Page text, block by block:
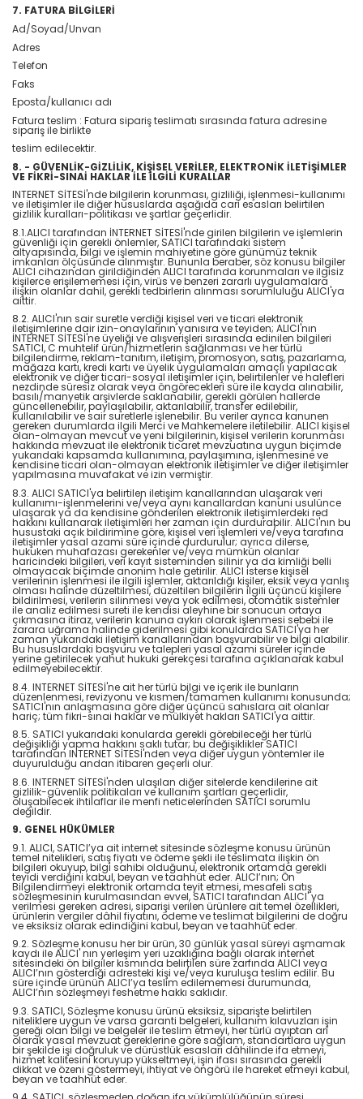
7. FATURA BİLGİLERİ
Ad/Soyad/Unvan
Adres
Telefon
Faks
Eposta/kullanıcı adı
Fatura teslim : Fatura sipariş teslimatı sırasında fatura adresine
sipariş ile birlikte
teslim edilecektir.
8. - GÜVENLİK-GİZLİLİK, KİŞİSEL VERİLER, ELEKTRONİK İLETİŞİMLER
VE FİKRİ-SINAİ HAKLAR İLE İLGİLİ KURALLAR
INTERNET SİTESİ'nde bilgilerin korunması, gizliliği, işlenmesi-kullanımı
ve iletişimler ile diğer hususlarda aşağıda cari esasları belirtilen
gizlilik kuralları-politikası ve şartlar geçerlidir.
8.1.ALICI tarafından İNTERNET SİTESİ'nde girilen bilgilerin ve işlemlerin
güvenliği için gerekli önlemler, SATICI tarafındaki sistem
altyapısında, bilgi ve işlemin mahiyetine göre günümüz teknik
imkanları ölçüsünde alınmıştır. Bununla beraber, söz konusu bilgiler
ALICI cihazından girildiğinden ALICI tarafında korunmaları ve ilgisiz
kişilerce erişilememesi için, virüs ve benzeri zararlı uygulamalara
ilişkin olanlar dahil, gerekli tedbirlerin alınması sorumluluğu ALICI'ya
aittir.
8.2. ALICI'nın sair suretle verdiği kişisel veri ve ticari elektronik
iletişimlerine dair izin-onaylarının yanısıra ve teyiden; ALICI'nın
İNTERNET SİTESİ'ne üyeliği ve alışverişleri sırasında edinilen bilgileri
SATICI, C muhtelif ürün/hizmetlerin sağlanması ve her türlü
bilgilendirme, reklam-tanıtım, iletişim, promosyon, satış, pazarlama,
mağaza kartı, kredi kartı ve üyelik uygulamaları amaçlı yapılacak
elektronik ve diğer ticari-sosyal iletişimler için, belirtilenler ve halefleri
nezdinde süresiz olarak veya öngörecekleri süre ile kayda alınabilir,
basılı/manyetik arşivlerde saklanabilir, gerekli görülen hallerde
güncellenebilir, paylaşılabilir, aktarılabilir, transfer edilebilir,
kullanılabilir ve sair suretlerle işlenebilir. Bu veriler ayrıca kanunen
gereken durumlarda ilgili Merci ve Mahkemelere iletilebilir. ALICI kişisel
olan-olmayan mevcut ve yeni bilgilerinin, kişisel verilerin korunması
hakkında mevzuat ile elektronik ticaret mevzuatına uygun biçimde
yukarıdaki kapsamda kullanımına, paylaşımına, işlenmesine ve
kendisine ticari olan-olmayan elektronik iletişimler ve diğer iletişimler
yapılmasına muvafakat ve izin vermiştir.
8.3. ALICI SATICI'ya belirtilen iletişim kanallarından ulaşarak veri
kullanımı-işlenmelerini ve/veya aynı kanallardan kanuni usulünce
ulaşarak ya da kendisine gönderilen elektronik iletişimlerdeki red
hakkını kullanarak iletişimleri her zaman için durdurabilir. ALICI'nın bu
husustaki açık bildirimine göre, kişisel veri işlemleri ve/veya tarafına
iletişimler yasal azami süre içinde durdurulur; ayrıca dilerse,
hukuken muhafazası gerekenler ve/veya mümkün olanlar
haricindeki bilgileri, veri kayıt sisteminden silinir ya da kimliği belli
olmayacak biçimde anonim hale getirilir. ALICI isterse kişisel
verilerinin işlenmesi ile ilgili işlemler, aktarıldığı kişiler, eksik veya yanlış
olması halinde düzeltilmesi, düzeltilen bilgilerin ilgili üçüncü kişilere
bildirilmesi, verilerin silinmesi veya yok edilmesi, otomatik sistemler
ile analiz edilmesi sureti ile kendisi aleyhine bir sonucun ortaya
çıkmasına itiraz, verilerin kanuna aykırı olarak işlenmesi sebebi ile
zarara uğrama halinde giderilmesi gibi konularda SATICI'ya her
zaman yukarıdaki iletişim kanallarından başvurabilir ve bilgi alabilir.
Bu hususlardaki başvuru ve talepleri yasal azami süreler içinde
yerine getirilecek yahut hukuki gerekçesi tarafına açıklanarak kabul
edilmeyebilecektir.
8.4. INTERNET SİTESİ'ne ait her türlü bilgi ve içerik ile bunların
düzenlenmesi, revizyonu ve kısmen/tamamen kullanımı konusunda;
SATICI'nın anlaşmasına göre diğer üçüncü sahıslara ait olanlar
hariç; tüm fikri-sınai haklar ve mülkiyet hakları SATICI'ya aittir.
8.5. SATICI yukarıdaki konularda gerekli görebileceği her türlü
değişikliği yapma hakkını saklı tutar; bu değişiklikler SATICI
tarafından INTERNET SİTESİ'nden veya diğer uygun yöntemler ile
duyurulduğu andan itibaren geçerli olur.
8.6. INTERNET SİTESİ'nden ulaşılan diğer sitelerde kendilerine ait
gizlilik-güvenlik politikaları ve kullanım şartları geçerlidir,
oluşabilecek ihtilaflar ile menfi neticelerinden SATICI sorumlu
değildir.
9. GENEL HÜKÜMLER
9.1. ALICI, SATICI’ya ait internet sitesinde sözleşme konusu ürünün
temel nitelikleri, satış fiyatı ve ödeme şekli ile teslimata ilişkin ön
bilgileri okuyup, bilgi sahibi olduğunu, elektronik ortamda gerekli
teyidi verdiğini kabul, beyan ve taahhüt eder. ALICI’nın; Ön
Bilgilendirmeyi elektronik ortamda teyit etmesi, mesafeli satış
sözleşmesinin kurulmasından evvel, SATICI tarafından ALICI' ya
verilmesi gereken adresi, siparişi verilen ürünlere ait temel özellikleri,
ürünlerin vergiler dâhil fiyatını, ödeme ve teslimat bilgilerini de doğru
ve eksiksiz olarak edindiğini kabul, beyan ve taahhüt eder.
9.2. Sözleşme konusu her bir ürün, 30 günlük yasal süreyi aşmamak
kaydı ile ALICI' nın yerleşim yeri uzaklığına bağlı olarak internet
sitesindeki ön bilgiler kısmında belirtilen süre zarfında ALICI veya
ALICI’nın gösterdiği adresteki kişi ve/veya kuruluşa teslim edilir. Bu
süre içinde ürünün ALICI’ya teslim edilememesi durumunda,
ALICI’nın sözleşmeyi feshetme hakkı saklıdır.
9.3. SATICI, Sözleşme konusu ürünü eksiksiz, siparişte belirtilen
niteliklere uygun ve varsa garanti belgeleri, kullanım kılavuzları işin
gereği olan bilgi ve belgeler ile teslim etmeyi, her türlü ayıptan arî
olarak yasal mevzuat gereklerine göre sağlam, standartlara uygun
bir şekilde işi doğruluk ve dürüstlük esasları dâhilinde ifa etmeyi,
hizmet kalitesini koruyup yükseltmeyi, işin ifası sırasında gerekli
dikkat ve özeni göstermeyi, ihtiyat ve öngörü ile hareket etmeyi kabul,
beyan ve taahhüt eder.